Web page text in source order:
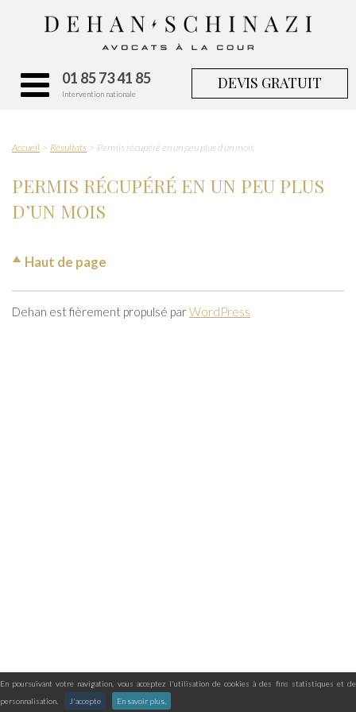
En poursuivant votre navigation, vous acceptez l'utilisation de cookies à des fins statistiques et de
personnalisation.
J'accepte En savoir plus.
01 85 73 41 85
Intervention nationale
DEVIS GRATUIT
Accueil Résultats Permis récupéré en un peu plus d’un mois
PERMIS RÉCUPÉRÉ EN UN PEU PLUS
D’UN MOIS
Haut de page
Dehan est fièrement propulsé parWordPress